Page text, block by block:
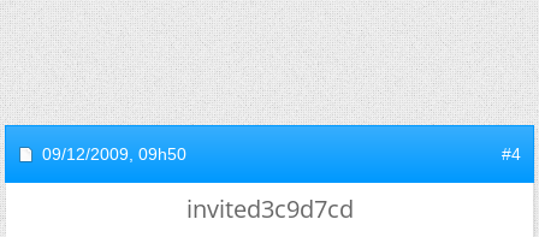
09/12/2009, 09h50 #4
invited3c9d7cd